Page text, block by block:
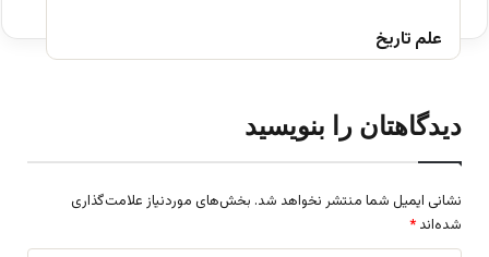
علم تاریخ
دیدگاهتان را بنویسید
نشانی ایمیل شما منتشر نخواهد شد. بخش‌های موردنیاز علامت‌گذاری
شده‌اند *